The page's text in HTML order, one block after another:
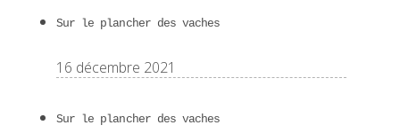
Sur le plancher des vaches
16 décembre 2021
Sur le plancher des vaches